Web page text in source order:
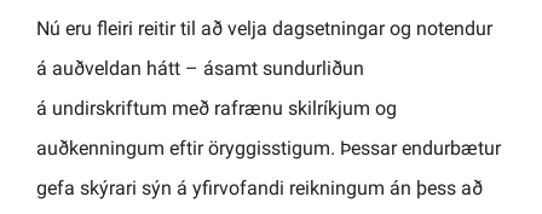
Nú eru fleiri reitir til að velja dagsetningar og notendur
á auðveldan hátt – ásamt sundurliðun
á undirskriftum með rafrænu skilríkjum og
auðkenningum eftir öryggisstigum. Þessar endurbætur
gefa skýrari sýn á yfirvofandi reikningum án þess að